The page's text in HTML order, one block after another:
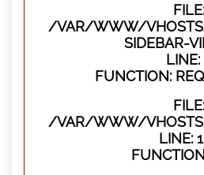
FILE:
/VAR/WWW/
SIDEBAR-
LINE:
FUNCTION:
FILE:
/VAR/WWW/VHOSTS/
LINE: